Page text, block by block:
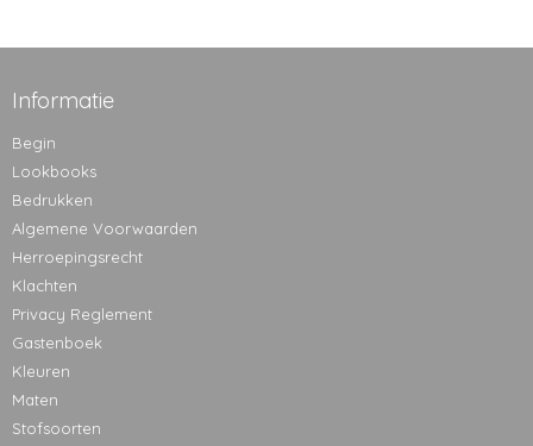
Informatie
Begin
Lookbooks
Bedrukken
Algemene Voorwaarden
Herroepingsrecht
Klachten
Privacy Reglement
Gastenboek
Kleuren
Maten
Stofsoorten